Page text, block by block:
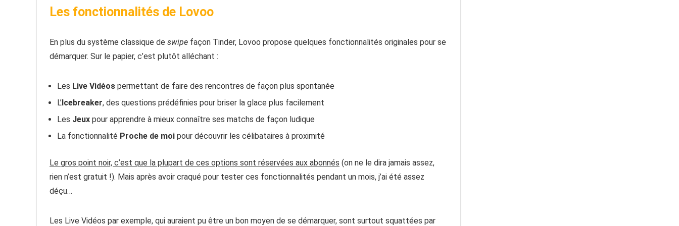
Les fonctionnalités de Lovoo
En plus du système classique de swipe façon Tinder, Lovoo propose quelques fonctionnalités originales pour se
démarquer. Sur le papier, c’est plutôt alléchant :
Les Live Vidéos permettant de faire des rencontres de façon plus spontanée
L’Icebreaker, des questions prédéfinies pour briser la glace plus facilement
Les Jeux pour apprendre à mieux connaître ses matchs de façon ludique
La fonctionnalité Proche de moi pour découvrir les célibataires à proximité
Le gros point noir, c’est que la plupart de ces options sont réservées aux abonnés (on ne le dira jamais assez,
rien n’est gratuit !). Mais après avoir craqué pour tester ces fonctionnalités pendant un mois, j’ai été assez
déçu…
Les Live Vidéos par exemple, qui auraient pu être un bon moyen de se démarquer, sont surtout squattées par